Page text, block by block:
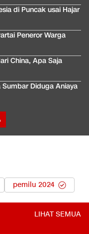
di Puncak usai Hajar
Peneror Warga
China, Apa Saja
Diduga Aniaya
pemilu 2024
LIHAT SEMUA